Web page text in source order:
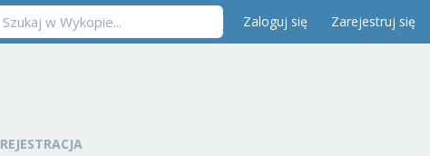
Zaloguj się Zarejestruj się
REJESTRACJA